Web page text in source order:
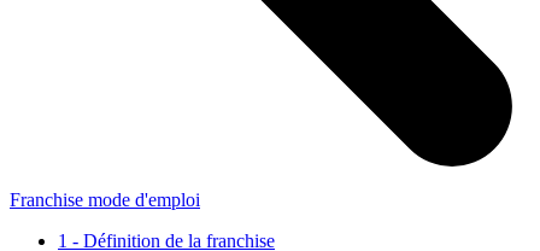
Franchise mode d'emploi
1 - Définition de la franchise